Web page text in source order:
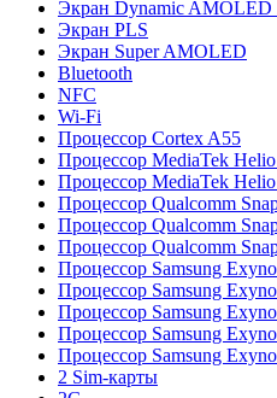
Экран Dynamic AMOLED
Экран PLS
Экран Super AMOLED
Bluetooth
NFC
Wi-Fi
Процессор Cortex A55
Процессор MediaTek
Процессор MediaTek
Процессор Qualcomm
Процессор Qualcomm
Процессор Qualcomm
Процессор Samsung
Процессор Samsung
Процессор Samsung
Процессор Samsung
Процессор Samsung
2 Sim-карты